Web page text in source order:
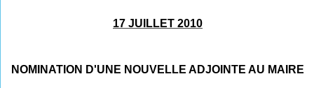
17 JUILLET 2010
NOMINATION D'UNE NOUVELLE ADJOINTE AU MAIRE